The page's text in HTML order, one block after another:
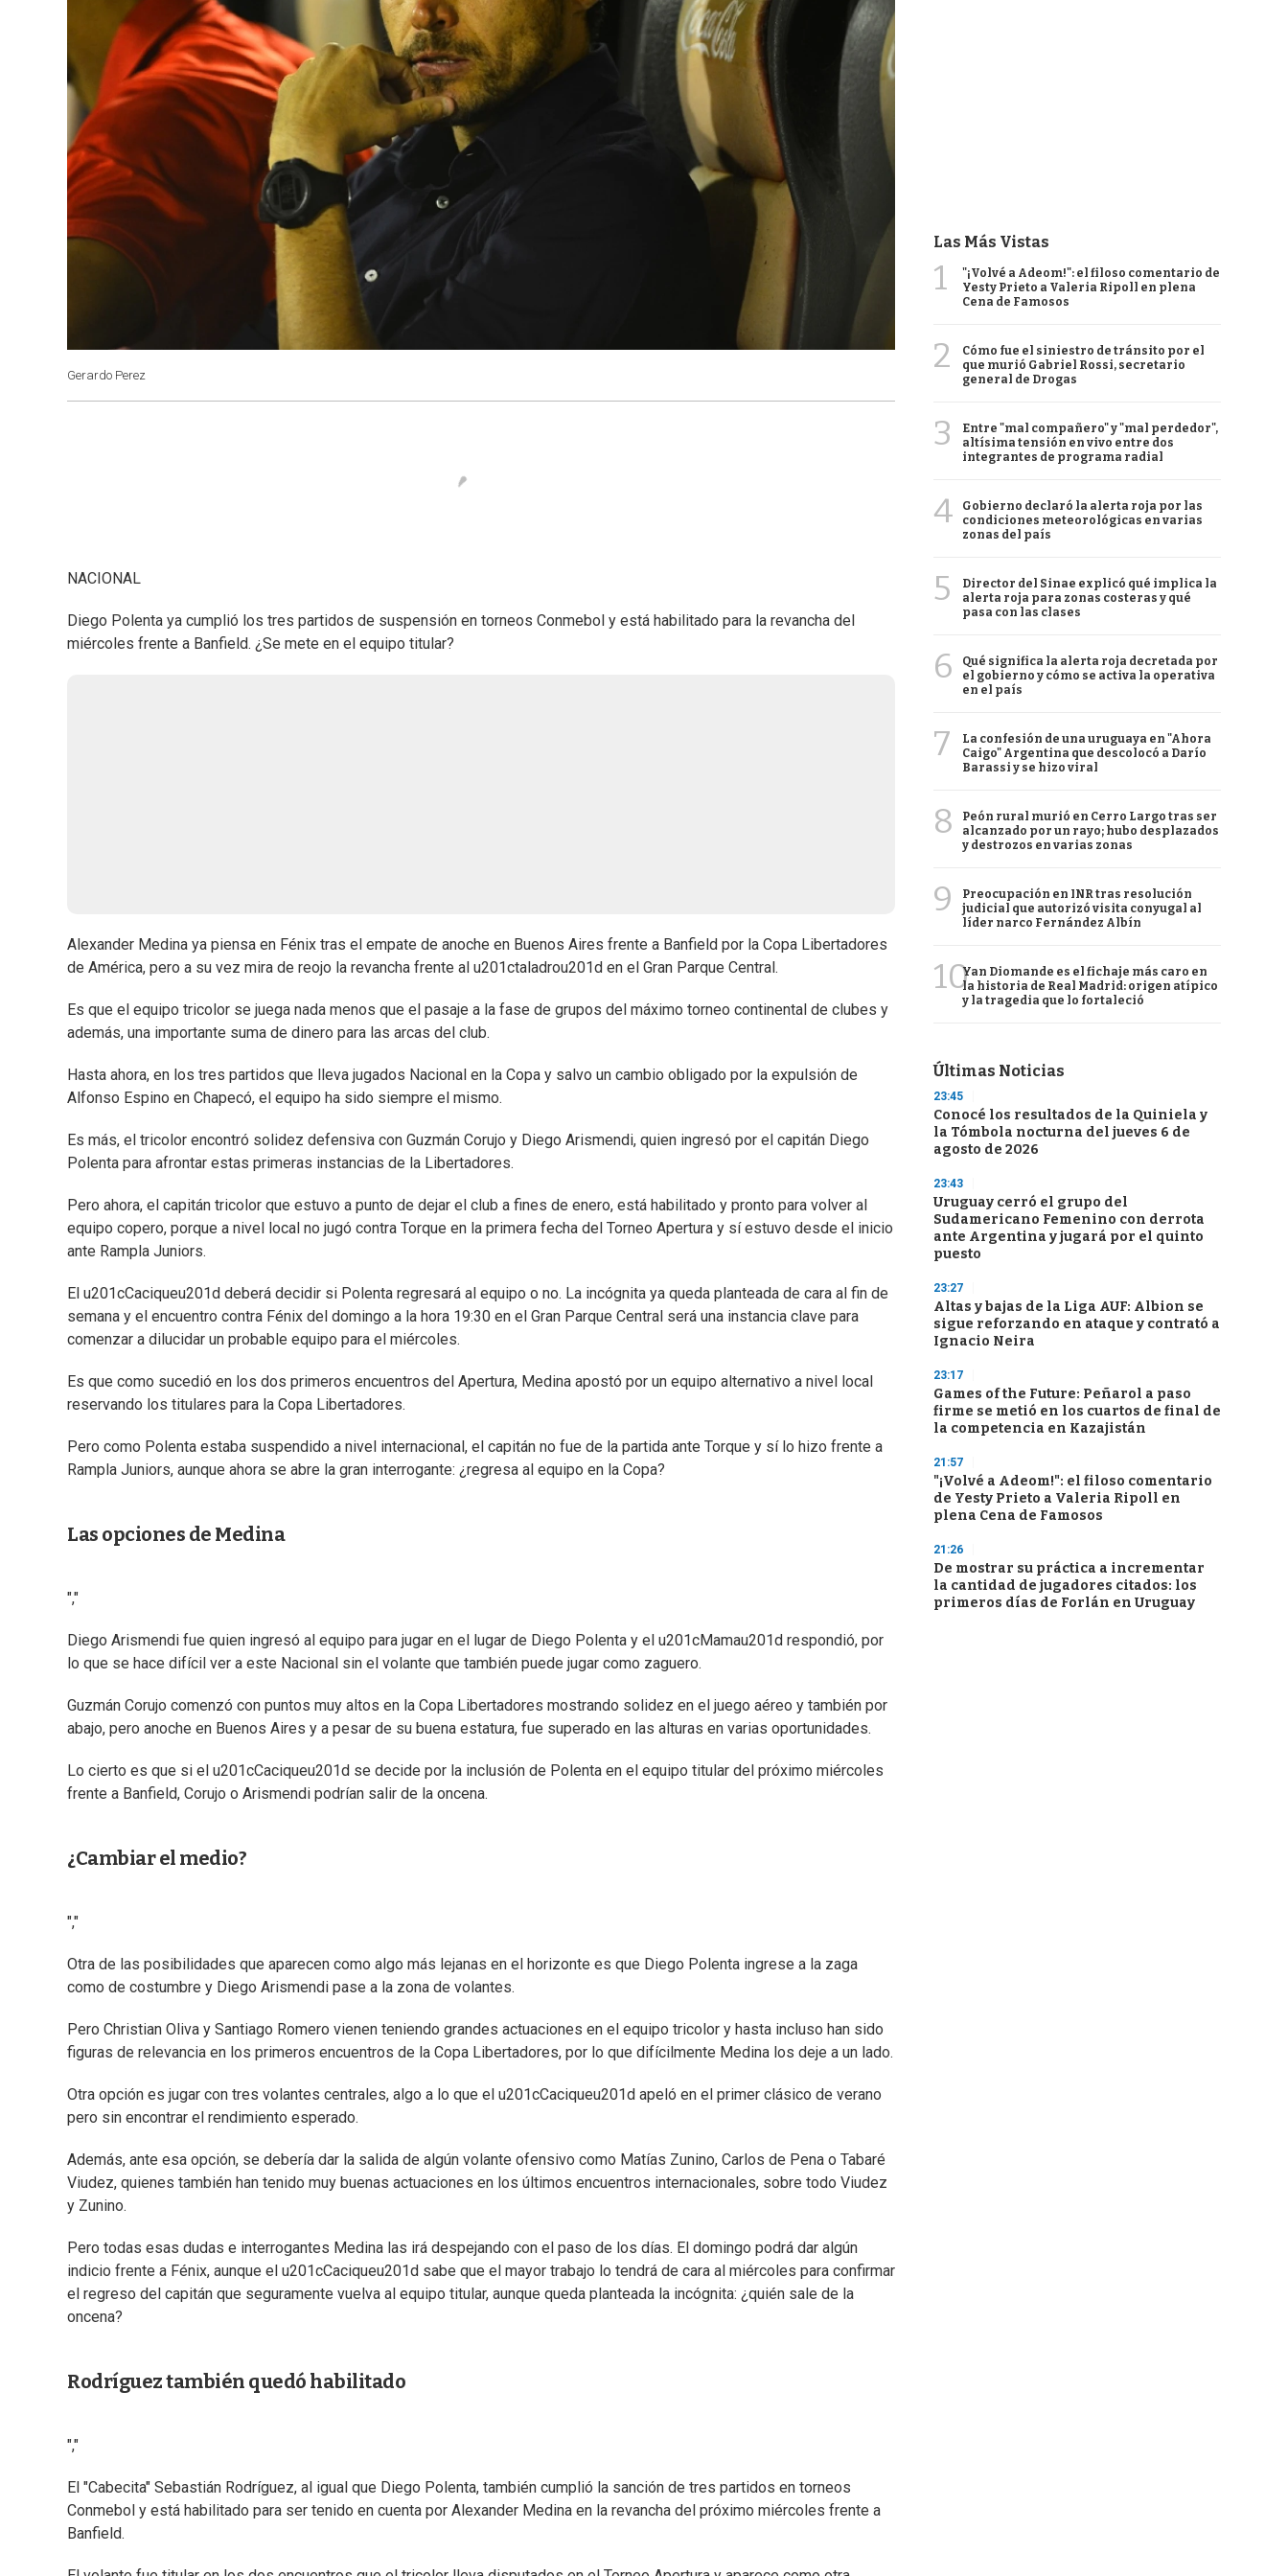
Gerardo Perez
NACIONAL
Diego Polenta ya cumplió los tres partidos de suspensión en torneos Conmebol y está habilitado para la revancha del
miércoles frente a Banfield. ¿Se mete en el equipo titular?
Alexander Medina ya piensa en Fénix tras el empate de anoche en Buenos Aires frente a Banfield por la Copa Libertadores
de América, pero a su vez mira de reojo la revancha frente al u201ctaladrou201d en el Gran Parque Central.
Es que el equipo tricolor se juega nada menos que el pasaje a la fase de grupos del máximo torneo continental de clubes y
además, una importante suma de dinero para las arcas del club.
Hasta ahora, en los tres partidos que lleva jugados Nacional en la Copa y salvo un cambio obligado por la expulsión de
Alfonso Espino en Chapecó, el equipo ha sido siempre el mismo.
Es más, el tricolor encontró solidez defensiva con Guzmán Corujo y Diego Arismendi, quien ingresó por el capitán Diego
Polenta para afrontar estas primeras instancias de la Libertadores.
Pero ahora, el capitán tricolor que estuvo a punto de dejar el club a fines de enero, está habilitado y pronto para volver al
equipo copero, porque a nivel local no jugó contra Torque en la primera fecha del Torneo Apertura y sí estuvo desde el inicio
ante Rampla Juniors.
El u201cCaciqueu201d deberá decidir si Polenta regresará al equipo o no. La incógnita ya queda planteada de cara al fin de
semana y el encuentro contra Fénix del domingo a la hora 19:30 en el Gran Parque Central será una instancia clave para
comenzar a dilucidar un probable equipo para el miércoles.
Es que como sucedió en los dos primeros encuentros del Apertura, Medina apostó por un equipo alternativo a nivel local
reservando los titulares para la Copa Libertadores.
Pero como Polenta estaba suspendido a nivel internacional, el capitán no fue de la partida ante Torque y sí lo hizo frente a
Rampla Juniors, aunque ahora se abre la gran interrogante: ¿regresa al equipo en la Copa?
Las opciones de Medina
","
Diego Arismendi fue quien ingresó al equipo para jugar en el lugar de Diego Polenta y el u201cMamau201d respondió, por
lo que se hace difícil ver a este Nacional sin el volante que también puede jugar como zaguero.
Guzmán Corujo comenzó con puntos muy altos en la Copa Libertadores mostrando solidez en el juego aéreo y también por
abajo, pero anoche en Buenos Aires y a pesar de su buena estatura, fue superado en las alturas en varias oportunidades.
Lo cierto es que si el u201cCaciqueu201d se decide por la inclusión de Polenta en el equipo titular del próximo miércoles
frente a Banfield, Corujo o Arismendi podrían salir de la oncena.
¿Cambiar el medio?
","
Otra de las posibilidades que aparecen como algo más lejanas en el horizonte es que Diego Polenta ingrese a la zaga
como de costumbre y Diego Arismendi pase a la zona de volantes.
Pero Christian Oliva y Santiago Romero vienen teniendo grandes actuaciones en el equipo tricolor y hasta incluso han sido
figuras de relevancia en los primeros encuentros de la Copa Libertadores, por lo que difícilmente Medina los deje a un lado.
Otra opción es jugar con tres volantes centrales, algo a lo que el u201cCaciqueu201d apeló en el primer clásico de verano
pero sin encontrar el rendimiento esperado.
Además, ante esa opción, se debería dar la salida de algún volante ofensivo como Matías Zunino, Carlos de Pena o Tabaré
Viudez, quienes también han tenido muy buenas actuaciones en los últimos encuentros internacionales, sobre todo Viudez
y Zunino.
Pero todas esas dudas e interrogantes Medina las irá despejando con el paso de los días. El domingo podrá dar algún
indicio frente a Fénix, aunque el u201cCaciqueu201d sabe que el mayor trabajo lo tendrá de cara al miércoles para confirmar
el regreso del capitán que seguramente vuelva al equipo titular, aunque queda planteada la incógnita: ¿quién sale de la
oncena?
Rodríguez también quedó habilitado
","
El "Cabecita" Sebastián Rodríguez, al igual que Diego Polenta, también cumplió la sanción de tres partidos en torneos
Conmebol y está habilitado para ser tenido en cuenta por Alexander Medina en la revancha del próximo miércoles frente a
Banfield.
Las Más Vistas
1
"¡Volvé a Adeom!": el filoso comentario de
Yesty Prieto a Valeria Ripoll en plena
Cena de Famosos
2
Cómo fue el siniestro de tránsito por el
que murió Gabriel Rossi, secretario
general de Drogas
3
Entre "mal compañero" y "mal perdedor",
altísima tensión en vivo entre dos
integrantes de programa radial
4
Gobierno declaró la alerta roja por las
condiciones meteorológicas en varias
zonas del país
5
Director del Sinae explicó qué implica la
alerta roja para zonas costeras y qué
pasa con las clases
6
Qué significa la alerta roja decretada por
el gobierno y cómo se activa la operativa
en el país
7
La confesión de una uruguaya en "Ahora
Caigo" Argentina que descolocó a Darío
Barassi y se hizo viral
8
Peón rural murió en Cerro Largo tras ser
alcanzado por un rayo; hubo desplazados
y destrozos en varias zonas
9
Preocupación en INR tras resolución
judicial que autorizó visita conyugal al
líder narco Fernández Albín
10Yan Diomande es el fichaje más caro en
la historia de Real Madrid: origen atípico
y la tragedia que lo fortaleció
Últimas Noticias
23:45
Conocé los resultados de la Quiniela y
la Tómbola nocturna del jueves 6 de
agosto de 2026
23:43
Uruguay cerró el grupo del
Sudamericano Femenino con derrota
ante Argentina y jugará por el quinto
puesto
23:27
Altas y bajas de la Liga AUF: Albion se
sigue reforzando en ataque y contrató a
Ignacio Neira
23:17
Games of the Future: Peñarol a paso
firme se metió en los cuartos de final de
la competencia en Kazajistán
21:57
"¡Volvé a Adeom!": el filoso comentario
de Yesty Prieto a Valeria Ripoll en
plena Cena de Famosos
21:26
De mostrar su práctica a incrementar
la cantidad de jugadores citados: los
primeros días de Forlán en Uruguay